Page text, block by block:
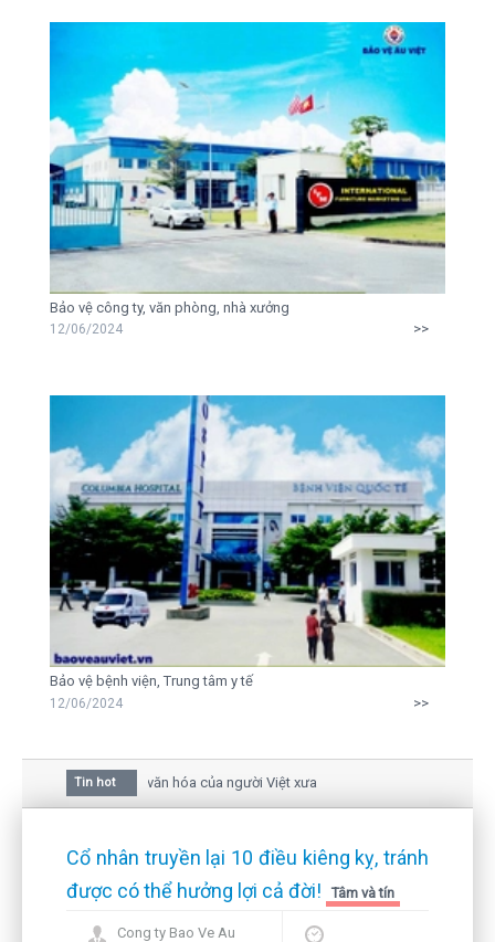
Bảo vệ công ty, văn phòng, nhà xưởng
12/06/2024 >>
Bảo vệ bệnh viện, Trung tâm y tế
12/06/2024 >>
Tin hot
hoa mai trong văn hóa của người Việt xưa
nhau giữa bức thư gửi mẹ của người... tử tù và của CEO
Cổ nhân truyền lại 10 điều kiêng kỵ, tránh
được có thể hưởng lợi cả đời!
Tâm và tín
Cong ty Bao Ve Au